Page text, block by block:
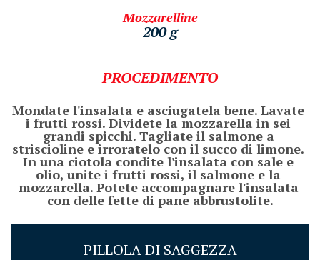
Mozzarelline
200 g
PROCEDIMENTO
Mondate l'insalata e asciugatela bene. Lavate
i frutti rossi. Dividete la mozzarella in sei
grandi spicchi. Tagliate il salmone a
striscioline e irroratelo con il succo di limone.
In una ciotola condite l'insalata con sale e
olio, unite i frutti rossi, il salmone e la
mozzarella. Potete accompagnare l'insalata
con delle fette di pane abbrustolite.
PILLOLA DI SAGGEZZA